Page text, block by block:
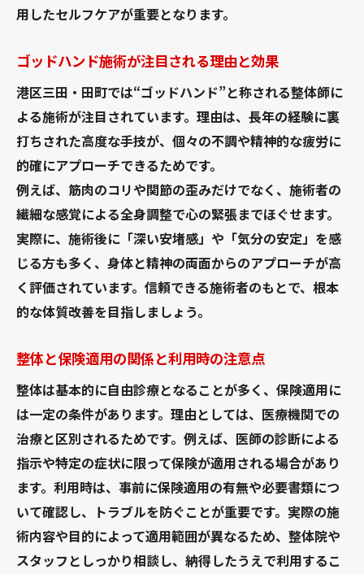
用したセルフケアが重要となります。
ゴッドハンド施術が注目される理由と効果
港区三田・田町では“ゴッドハンド”と称される整体師に
よる施術が注目されています。理由は、長年の経験に裏
打ちされた高度な手技が、個々の不調や精神的な疲労に
的確にアプローチできるためです。
例えば、筋肉のコリや関節の歪みだけでなく、施術者の
繊細な感覚による全身調整で心の緊張までほぐせます。
実際に、施術後に「深い安堵感」や「気分の安定」を感
じる方も多く、身体と精神の両面からのアプローチが高
く評価されています。信頼できる施術者のもとで、根本
的な体質改善を目指しましょう。
整体と保険適用の関係と利用時の注意点
整体は基本的に自由診療となることが多く、保険適用に
は一定の条件があります。理由としては、医療機関での
治療と区別されるためです。例えば、医師の診断による
指示や特定の症状に限って保険が適用される場合があり
ます。利用時は、事前に保険適用の有無や必要書類につ
いて確認し、トラブルを防ぐことが重要です。実際の施
術内容や目的によって適用範囲が異なるため、整体院や
スタッフとしっかり相談し、納得したうえで利用するこ